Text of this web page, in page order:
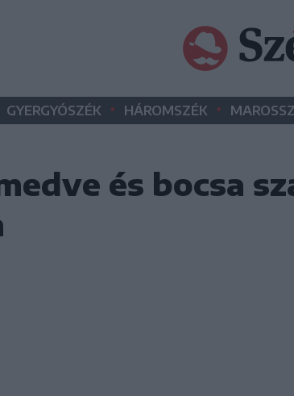
GYERGYÓSZÉK • HÁROMSZÉK •
és bocsa